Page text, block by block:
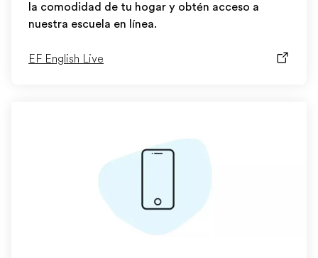
la comodidad de tu hogar y obtén acceso a
nuestra escuela en línea.
EF English Live